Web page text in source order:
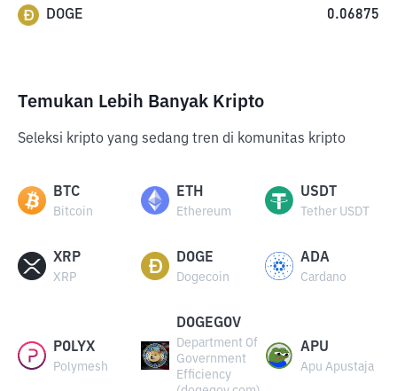
DOGE 0.06875
Temukan Lebih Banyak Kripto
Seleksi kripto yang sedang tren di komunitas kripto
BTC
Bitcoin
ETH
Ethereum
USDT
Tether USDT
XRP
XRP
DOGE
Dogecoin
ADA
Cardano
POLYX
Polymesh
DOGEGOV
Department Of
Government
Efficiency
APU
Apu Apustaja